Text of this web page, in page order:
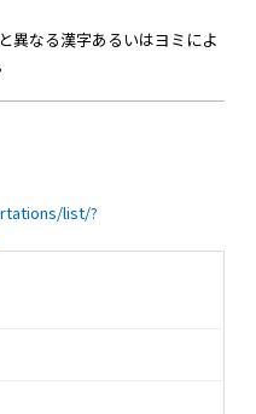
異なる漢字あるいはヨミによ
list/?